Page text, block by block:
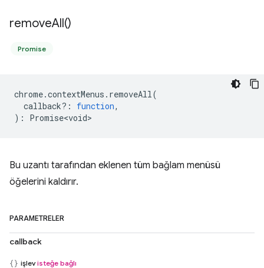
removeAll()
Promise
chrome.contextMenus . removeAll(
callback? : function,
) : Promise<void>
Bu uzantı tarafından eklenen tüm bağlam menüsü
öğelerini kaldırır.
PARAMETRELER
callback
işlevisteğe bağlı